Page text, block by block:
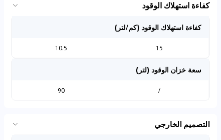
كفاءة استهلاك الوقود
كفاءة استهلاك الوقود (كم/لتر)
15
10.5
سعة خزان الوقود (لتر)
/
90
التصميم الخارجي